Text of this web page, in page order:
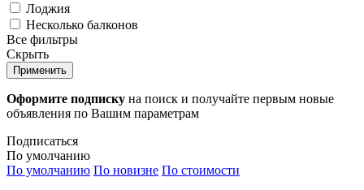
Лоджия
Несколько балконов
Все фильтры
Скрыть
Применить
Оформите подписку на поиск и получайте первым новые
объявления по Вашим параметрам
Подписаться
По умолчанию
По умолчанию По новизне По стоимости